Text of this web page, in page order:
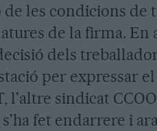
les condicions de
de la firma. En
dels
per expressar
l'altre sindicat
fet endarrere i